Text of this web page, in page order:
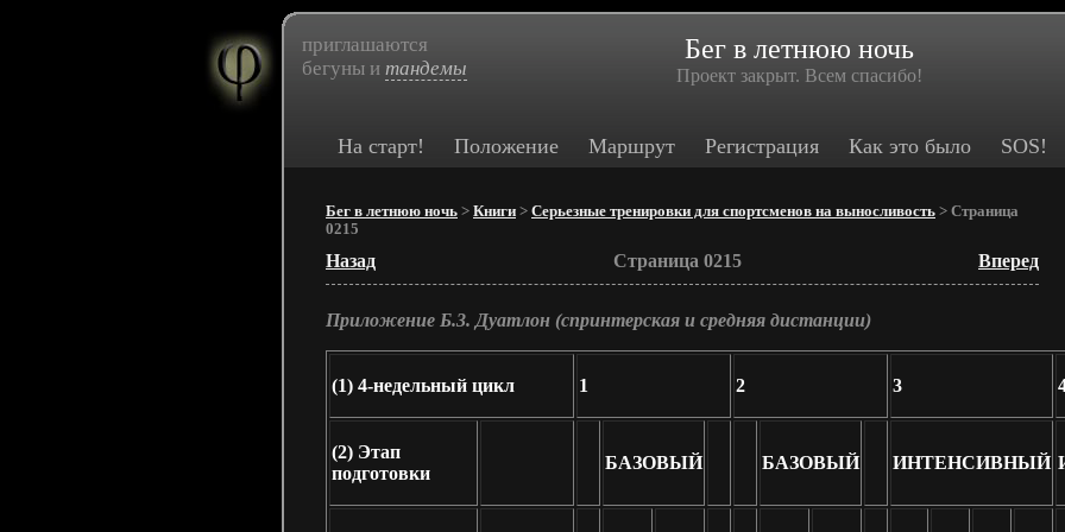
приглашаются
бегуны и тандемы
Бег в летнюю ночь
Проект закрыт. Всем спасибо!
На старт! Положение Маршрут Регистрация Как это было SOS!
Бег в летнюю ночь > Книги > Серьезные тренировки для спортсменов на выносливость > Страница
0215
Назад Страница 0215 Вперед
Приложение Б.3. Дуатлон (спринтерская и средняя дистанции)
(1) 4-недельный цикл 1 2 3
(2) Этап
подготовки
БАЗОВЫЙ БАЗОВЫЙ ИНТЕНСИВНЫЙ